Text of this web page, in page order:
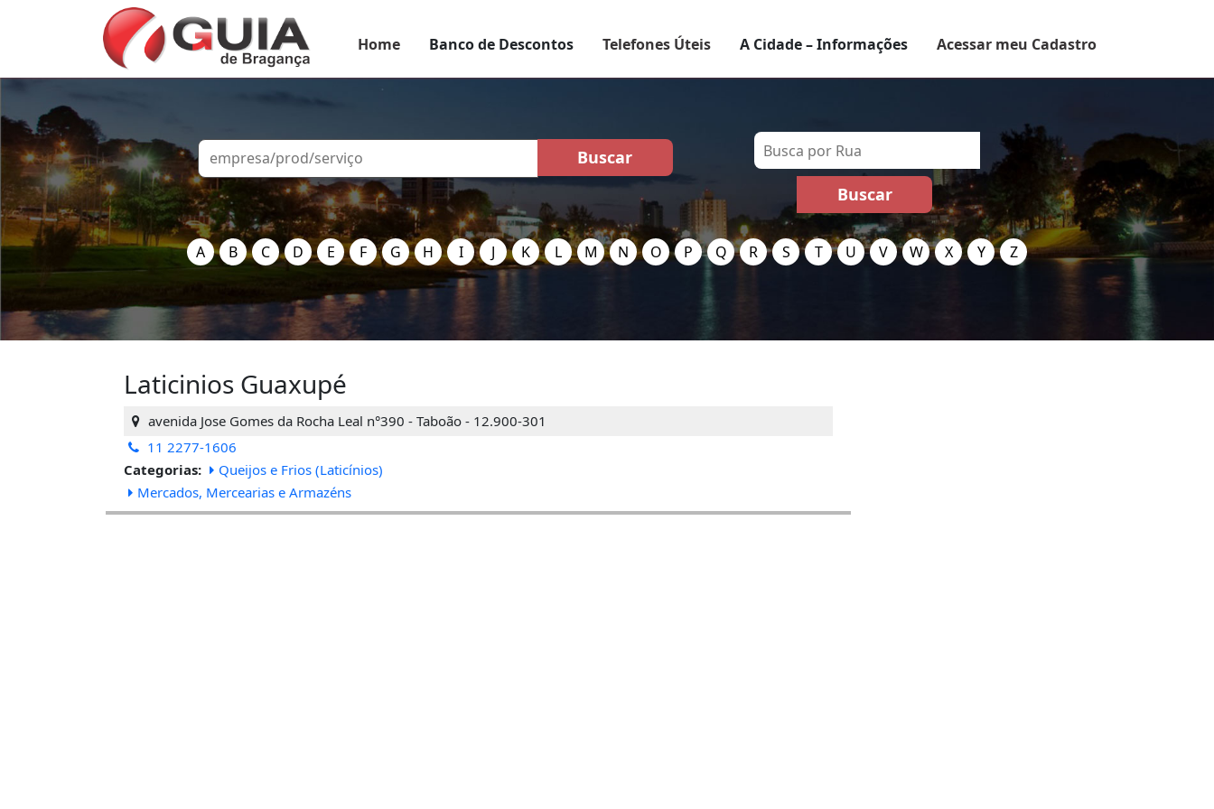
Home Banco de Descontos Telefones Úteis A Cidade – Informações Acessar meu Cadastro
A B C D E F G H I J K L M N O P Q R S T U V W X Y Z
Laticinios Guaxupé
avenida Jose Gomes da Rocha Leal n°390 - Taboão - 12.900-301
11 2277-1606
Categorias:
Queijos e Frios (Laticínios)
Mercados, Mercearias e Armazéns